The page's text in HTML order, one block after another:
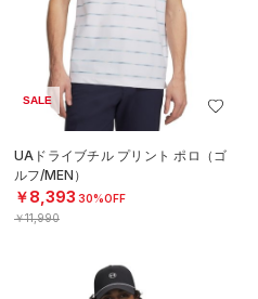
SALE
UAドライブチル プリント ポロ（ゴ
ルフ/MEN）
￥8,393 30%OFF
￥11,990